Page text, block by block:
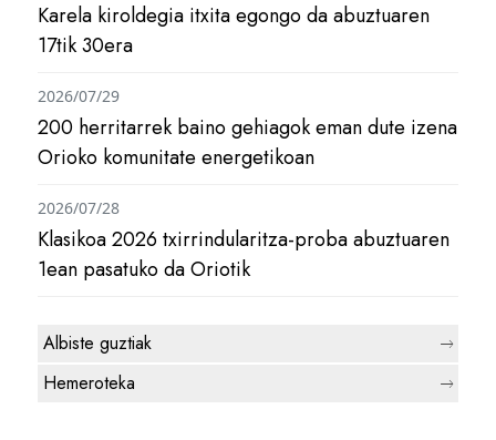
Karela kiroldegia itxita egongo da abuztuaren
17tik 30era
200 herritarrek baino gehiagok eman dute izena
Orioko komunitate energetikoan
2026/07/29
Klasikoa 2026 txirrindularitza-proba abuztuaren
1ean pasatuko da Oriotik
2026/07/28
Albiste guztiak
Hemeroteka